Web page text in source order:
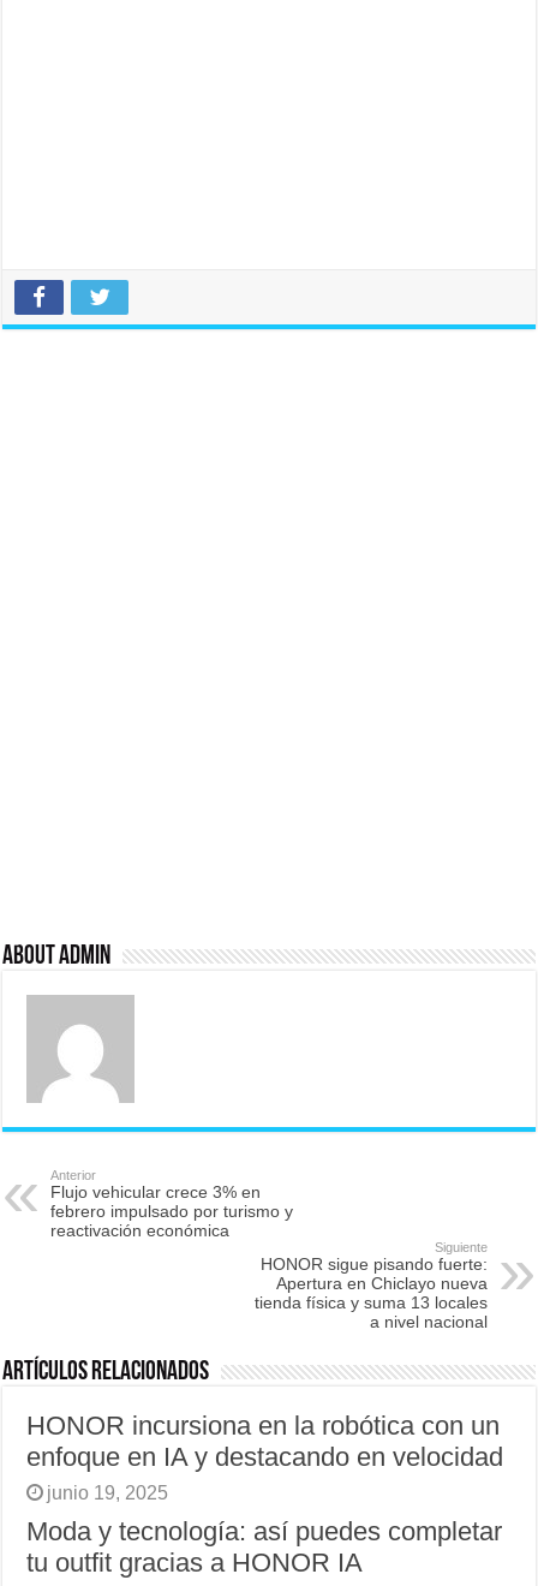
About admin
Anterior
Flujo vehicular crece 3% en
febrero impulsado por turismo y
reactivación económica
Siguiente
HONOR sigue pisando fuerte:
Apertura en Chiclayo nueva
tienda física y suma 13 locales
a nivel nacional
Artículos relacionados
HONOR incursiona en la robótica con un
enfoque en IA y destacando en velocidad
junio 19, 2025
Moda y tecnología: así puedes completar
tu outfit gracias a HONOR IA